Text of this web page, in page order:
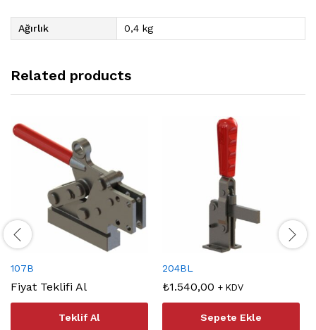
Ağırlık 0,4 kg
Related products
107B
Fiyat Teklifi Al
Teklif Al
204BL
₺1.540,00 + KDV
Sepete Ekle